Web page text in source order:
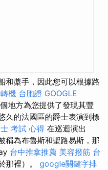
和槳手，因此您可以根據路
機 台胞證 GOOGLE
地方為您提供了發現其豐
久的法國區的爵士表演到標
考試 心得 在巡迴演出
稱為布魯斯和聖路易斯，那
台中推拿推薦 美容撥筋 台
那裡）。 google關鍵字排